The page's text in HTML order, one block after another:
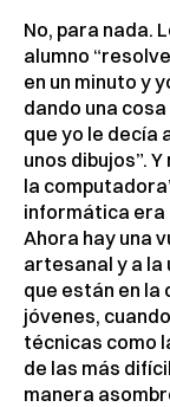
No, para nada.
alumno
en un minuto y
dando una
que yo le decía
unos dibujos”.
la
informática era
Ahora hay una
artesanal y a la
que están en la
jóvenes,
técnicas como
de las más
manera